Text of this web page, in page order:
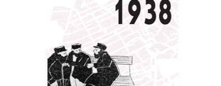
מחיר השקה
$42
$29